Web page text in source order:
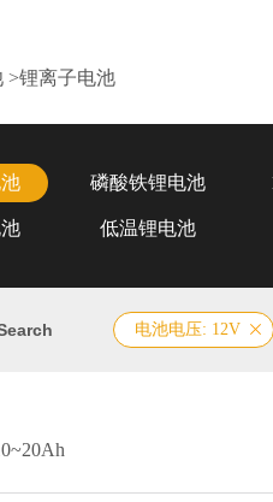
>锂离子电池
磷酸铁锂电池
低温锂电池
电池电压: 12V